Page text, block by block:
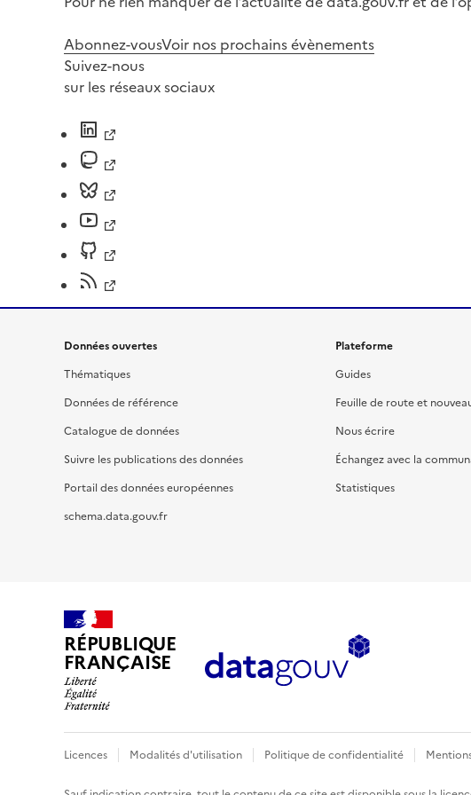
Abonnez-vousVoir nos prochains évènements
Suivez-nous
sur les réseaux sociaux
Données ouvertes
Thématiques
Données de référence
Catalogue de données
Suivre les publications des données
Portail des données européennes
schema.data.gouv.fr
Plateforme
Guides
Feuille de route et
Nous écrire
Échangez avec la
Statistiques
RÉPUBLIQUE
FRANÇAISE
Licences Modalités d'utilisation Politique de confidentialité